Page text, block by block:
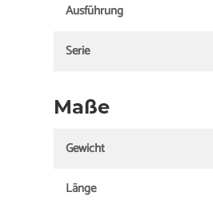
Ausführung
Serie
Maße
Gewicht
Länge